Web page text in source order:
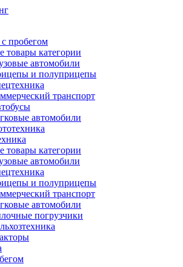
пробегом
товары категории
автомобили
и полуприцепы
транспорт
автомобили
товары категории
автомобили
и полуприцепы
транспорт
автомобили
погрузчики